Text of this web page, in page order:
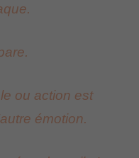
ou action est
émotion.